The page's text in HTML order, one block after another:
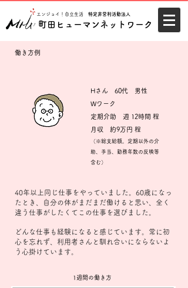
町田ヒューマンネットワーク
エンジョイ！自立生活 特定非営利活動法人
働き方例
Hさん 60代 男性
Wワーク
定期介助 週 12時間 程
​月収 約9万円 程
（※総支給額。定期以外の介
助、手当、勤務年数の反映等
含む）
1週間の働き方
40年以上同じ仕事をやっていました。60歳になっ
たとき、自分の体がまだまだ働けると思い、全く
違う仕事がしたくてこの仕事を選びました。
​どんな仕事も経験になると感じています。常に初
心を忘れず、利用者さんと馴れ合いにならないよ
う心掛けています。